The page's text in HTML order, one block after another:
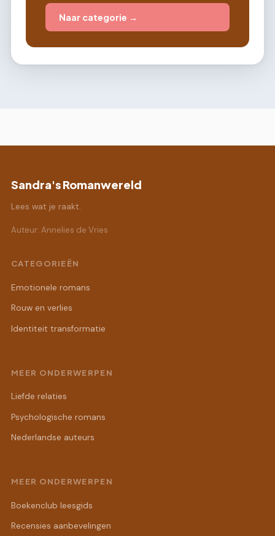
Naar categorie →
Sandra's Romanwereld
Lees wat je raakt.
Auteur: Annelies de Vries
CATEGORIEËN
Emotionele romans
Rouw en verlies
Identiteit transformatie
MEER ONDERWERPEN
Liefde relaties
Psychologische romans
Nederlandse auteurs
MEER ONDERWERPEN
Boekenclub leesgids
Recensies aanbevelingen